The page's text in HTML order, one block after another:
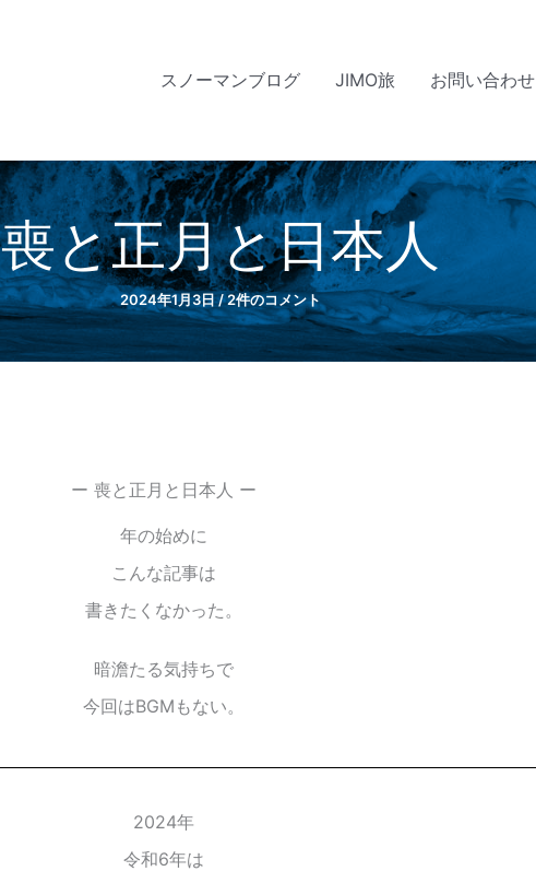
スノーマンブログ JIMO旅 お問い合わせ
喪と正月と日本人
2024年1月3日/2件のコメント
ー 喪と正月と日本人 ー
年の始めに
こんな記事は
書きたくなかった。
暗澹たる気持ちで
今回はBGMもない。
2024年
令和6年は